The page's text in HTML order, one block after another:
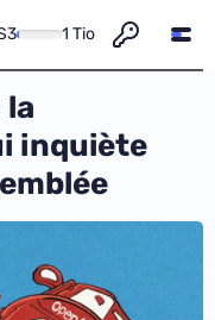
1 Tio
la
inquiète